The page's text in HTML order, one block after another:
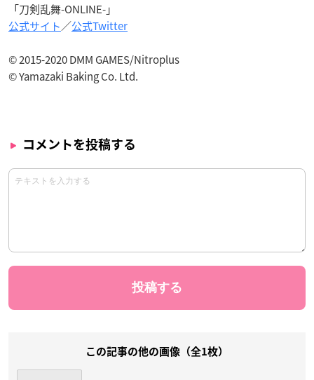
「刀剣乱舞-ONLINE-」
公式サイト／公式Twitter
© 2015-2020 DMM GAMES/Nitroplus
© Yamazaki Baking Co. Ltd.
コメントを投稿する
この記事の他の画像（全1枚）